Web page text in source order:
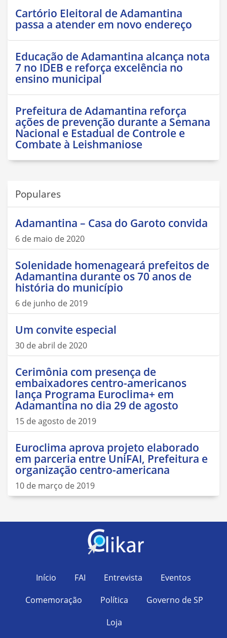
Cartório Eleitoral de Adamantina
passa a atender em novo endereço
Educação de Adamantina alcança nota
7 no IDEB e reforça excelência no
ensino municipal
Prefeitura de Adamantina reforça
ações de prevenção durante a Semana
Nacional e Estadual de Controle e
Combate à Leishmaniose
Populares
Adamantina – Casa do Garoto convida
6 de maio de 2020
Solenidade homenageará prefeitos de
Adamantina durante os 70 anos de
história do município
6 de junho de 2019
Um convite especial
30 de abril de 2020
Cerimônia com presença de
embaixadores centro-americanos
lança Programa Euroclima+ em
Adamantina no dia 29 de agosto
15 de agosto de 2019
Euroclima aprova projeto elaborado
em parceria entre UniFAI, Prefeitura e
organização centro-americana
10 de março de 2019
Início FAI Entrevista
Eventos
Comemoração
Política
Governo de SP
Loja